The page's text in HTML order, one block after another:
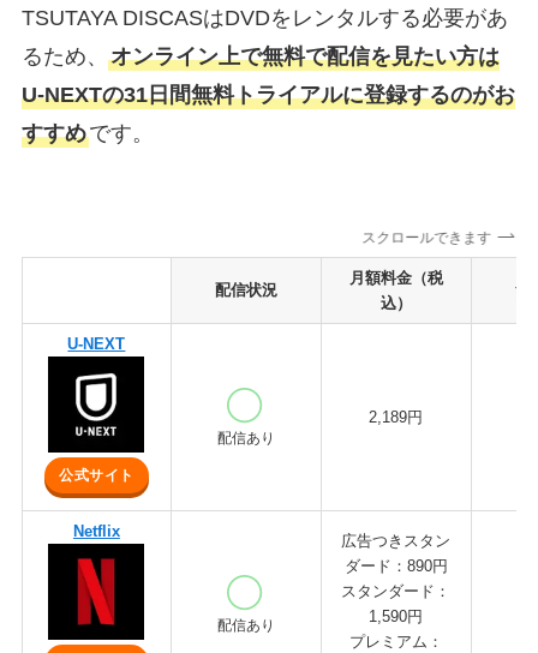
TSUTAYA DISCASはDVDをレンタルする必要があ
るため、 オンライン上で無料で配信を見たい方は
U-NEXTの31日間無料トライアルに登録するのがお
すすめです。
スクロールできます
配信状況
月額料金（税
込）
無
U-NEXT
公式サイト
配信あり
2,189円
Netflix
配信あり
広告つきスタン
ダード：890円
スタンダード：
1,590円
プレミアム：